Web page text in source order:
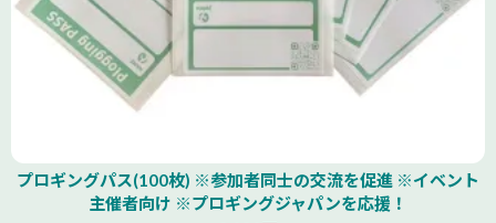
プロギングパス(100枚) ※参加者同士の交流を促進 ※イベント
主催者向け ※プロギングジャパンを応援！